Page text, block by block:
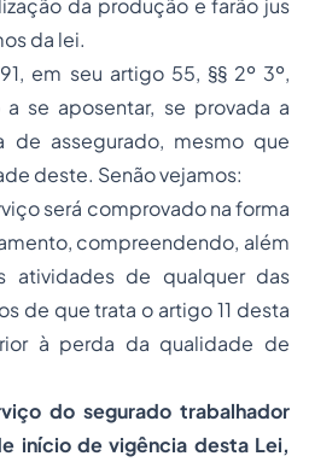
da produção e farão jus
da lei.
em seu artigo 55, §§ 2º 3º,
se aposentar, se provada a
de assegurado, mesmo que
deste. Senão vejamos:
será comprovado na forma
compreendendo, além
atividades de qualquer das
de que trata o artigo 11 desta
à perda da qualidade de
do segurado trabalhador
início de vigência desta Lei,